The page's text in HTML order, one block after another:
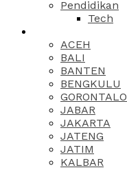
Pendidikan
Tech
ACEH
BALI
BANTEN
BENGKULU
GORONTALO
JABAR
JAKARTA
JATENG
JATIM
KALBAR